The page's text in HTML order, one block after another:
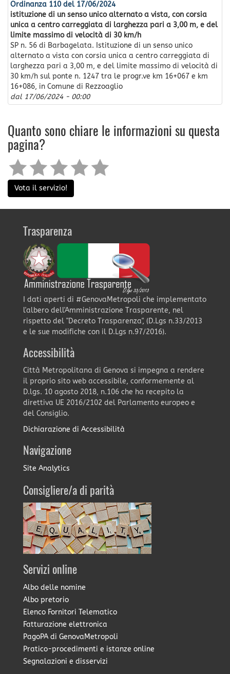
Ordinanza 110 del 17/06/2024
istituzione di un senso unico alternato a vista, con corsia
unica a centro carreggiata di larghezza pari a 3,00 m, e del
limite massimo di velocità di 30 km/h
SP n. 56 di Barbagelata. Istituzione di un senso unico
alternato a vista con corsia unica a centro carreggiata di
larghezza pari a 3,00 m, e del limite massimo di velocità di
30 km/h sul ponte n. 1247 tra le progr.ve km 16+067 e km
16+086, in Comune di Rezzoaglio
dal 17/06/2024 - 00:00
Quanto sono chiare le informazioni su questa
pagina?
Vota il servizio!
Trasparenza
I dati aperti di #GenovaMetropoli che implementato
l'albero dell'Amministrazione Trasparente, nel
rispetto del "Decreto Trasparenza", (D.Lgs n.33/2013
e le sue modifiche con il D.Lgs n.97/2016).
Accessibilità
Città Metropolitana di Genova si impegna a rendere
il proprio sito web accessibile, conformemente al
D.lgs. 10 agosto 2018, n.106 che ha recepito la
direttiva UE 2016/2102 del Parlamento europeo e
del Consiglio.
Dichiarazione di Accessibilità
Navigazione
Site Analytics
Consigliere/a di parità
Servizi online
Albo delle nomine
Albo pretorio
Elenco Fornitori Telematico
Fatturazione elettronica
PagoPA di GenovaMetropoli
Pratico-procedimenti e istanze online
Segnalazioni e disservizi